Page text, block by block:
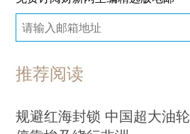
推荐阅读
规避红海封锁 中国超大油轮